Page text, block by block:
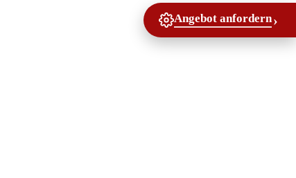
Angebot anfordern›